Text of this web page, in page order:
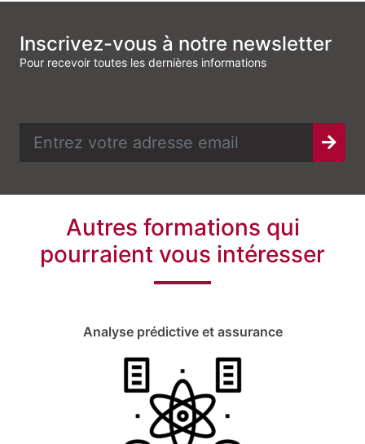
Inscrivez-vous à notre newsletter
Pour recevoir toutes les dernières informations
Autres formations qui
pourraient vous intéresser
Analyse prédictive et assurance